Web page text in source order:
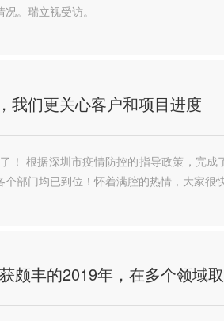
。瑞立视受访。
我们更关心客户和项目进度
！ 根据深圳市疫情防控的指导政策，完成
个部门均已到位！怀着满腔的热情，大家
颇丰的2019年，在多个领域